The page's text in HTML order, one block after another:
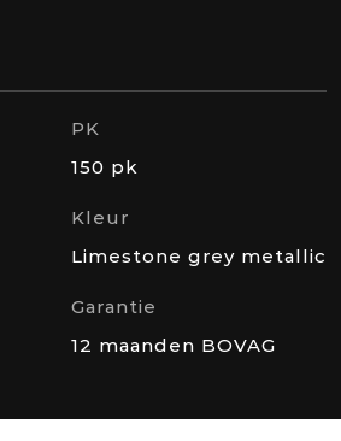
PK
150 pk
Kleur
Limestone grey metallic
Garantie
12 maanden BOVAG